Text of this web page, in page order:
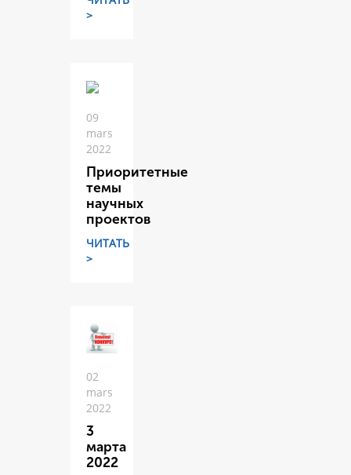
>
09
mars
2022
Приоритетные
темы
научных
проектов
ЧИТАТЬ
>
02
mars
2022
3
марта
2022